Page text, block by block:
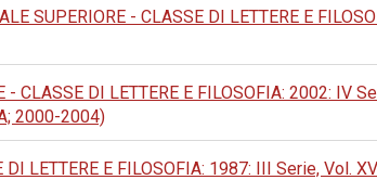
SUPERIORE - CLASSE DI LETTERE E
CLASSE DI LETTERE E FILOSOFIA: 2002: IV
2000-2004)
LETTERE E FILOSOFIA: 1987: III Serie, Vol.